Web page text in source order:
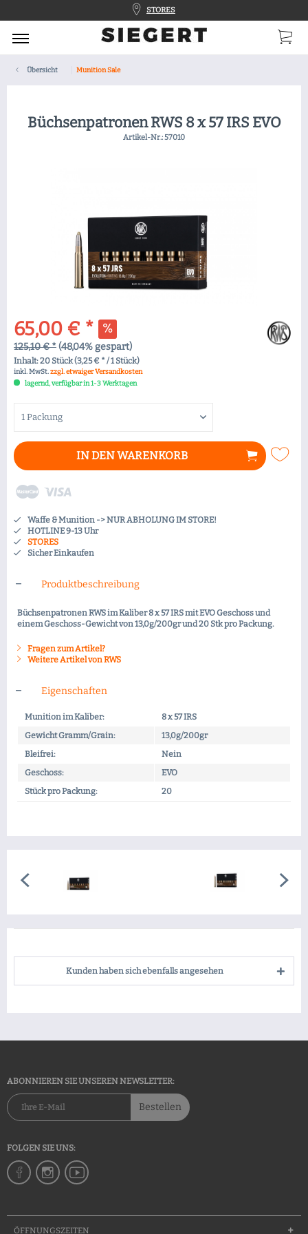
Übersicht Munition Sale
Büchsenpatronen RWS 8 x 57 IRS EVO
Artikel-Nr.:57010
65,00 € *
125,10 € *(48,04% gespart)
Inhalt:20 Stück (3,25 € * / 1 Stück)
inkl. MwSt.zzgl. etwaiger Versandkosten
lagernd, verfügbar in 1-3 Werktagen
IN DENWARENKORB
Waffe & Munition -> NUR ABHOLUNG IM STORE!
HOTLINE 9-13 Uhr
STORES
Sicher Einkaufen
Produktbeschreibung
Büchsenpatronen RWS im Kaliber 8 x 57 IRS mit EVO Geschoss und
einem Geschoss-Gewicht von 13,0g/200gr und 20 Stk pro Packung.
Fragen zum Artikel?
Weitere Artikel von RWS
Eigenschaften
Munition im Kaliber:
8 x 57 IRS
Gewicht Gramm/Grain:
13,0g/200gr
Bleifrei:
Nein
Geschoss:
EVO
Stück pro Packung:
20
Kunden haben sich ebenfalls angesehen
ABONNIEREN SIE UNSEREN NEWSLETTER:
Bestellen
FOLGEN SIE UNS:
ÖFFNUNGSZEITEN